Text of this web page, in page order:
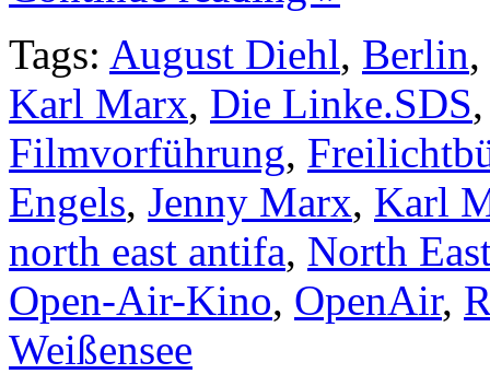
Tags: August Diehl, Berlin,
Karl Marx, Die Linke.SDS
Filmvorführung,
Engels, Jenny Marx, Karl
north east antifa, North
Open-Air-Kino, OpenAir,
Weißensee